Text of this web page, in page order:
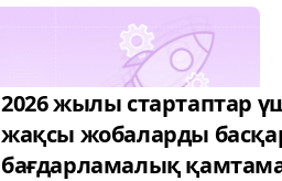
2026 жылы стартаптар
жақсы жобаларды
бағдарламалық